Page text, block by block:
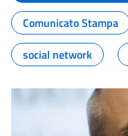
Comunicato Stampa
social network